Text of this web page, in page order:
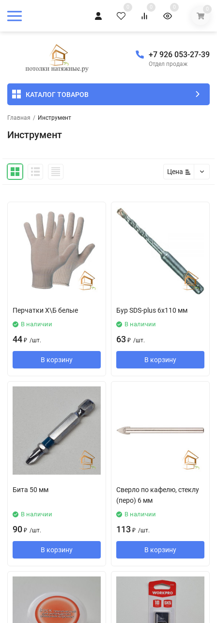
0 0 0 0
+7 926 053-27-39
Отдел продаж
КАТАЛОГ ТОВАРОВ
Главная / Инструмент
Инструмент
Цена
Перчатки Х\Б белые
В наличии
44 ₽ /шт.
В корзину
Бур SDS-plus 6x110 мм
В наличии
63 ₽ /шт.
В корзину
Бита 50 мм
В наличии
90 ₽ /шт.
В корзину
Сверло по кафелю, стеклу
(перо) 6 мм
В наличии
113 ₽ /шт.
В корзину